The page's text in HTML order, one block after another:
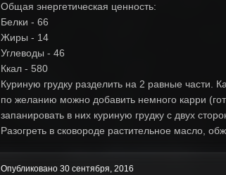
Общая энергетическая ценность:
Белки - 66
Жиры - 14
Углеводы - 46
Ккал - 580
Куриную грудку разделить на 2 равные части.
по желанию можно добавить немного карри
запанировать в них куриную грудку с двух
Разогреть в сковороде растительное масло,
Опубликовано 30 сентября, 2016